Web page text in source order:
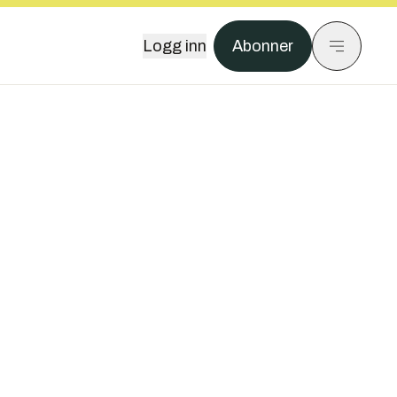
Logg inn Abonner